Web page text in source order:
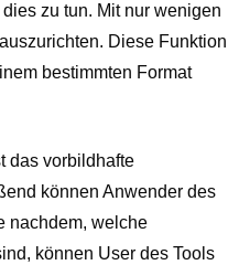
zu tun. Mit nur wenigen
Diese Funktion
bestimmten Format
das vorbildhafte
können Anwender des
nachdem, welche
können User des Tools